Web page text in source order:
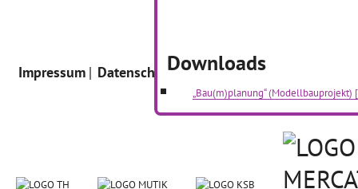
Downloads
„Bau(m)planung“ (Modellbauprojekt)
Impressum Datenschutz Intern